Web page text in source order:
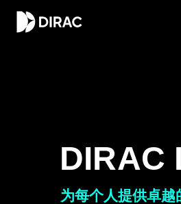
DIRAC
为每个人提供卓越